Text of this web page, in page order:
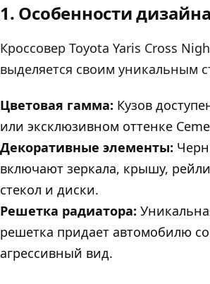
1. Особенности дизайна
Кроссовер Toyota Yaris Cross
выделяется своим уникальным
Цветовая гамма: Кузов
или эксклюзивном оттенке
Декоративные элементы:
включают зеркала, крышу,
стекол и диски.
Решетка радиатора:
решетка придает автомобилю
агрессивный вид.